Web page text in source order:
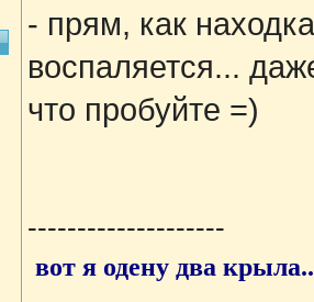
- прям, как
воспаляется...
что пробуйте =)
--------------------
вот я одену два